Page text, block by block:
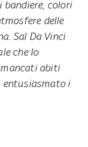
colori
delle
Sal Da Vinci
che lo
abiti
entusiasmato i